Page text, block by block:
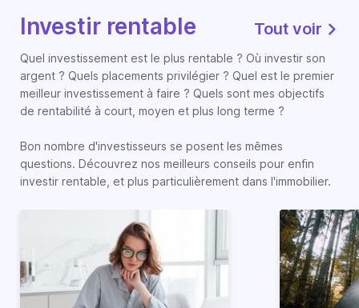
Investir rentable Tout voir
Quel investissement est le plus rentable ? Où investir son
argent ? Quels placements privilégier ? Quel est le premier
meilleur investissement à faire ? Quels sont mes objectifs
de rentabilité à court, moyen et plus long terme ?
Bon nombre d'investisseurs se posent les mêmes
questions. Découvrez nos meilleurs conseils pour enfin
investir rentable, et plus particulièrement dans l'immobilier.